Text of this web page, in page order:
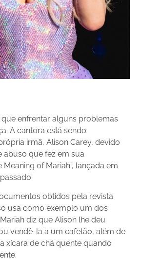
que enfrentar alguns problemas
A cantora está sendo
irmã, Alison Carey, devido
abuso que fez em sua
Meaning of Mariah”, lançada em
obtidos pela revista
usa como exemplo um dos
diz que Alison lhe deu
vendê-la a um cafetão, além de
xícara de chá quente quando